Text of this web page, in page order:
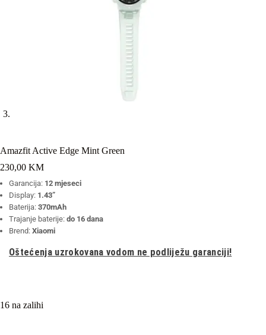
Amazfit Active Edge Mint Green
230,00 KM
Garancija: 12 mjeseci
Display: 1.43”
Baterija: 370mAh
Trajanje baterije: do 16 dana
Brend: Xiaomi
Oštećenja uzrokovana vodom ne podliježu garanciji!
16 na zalihi